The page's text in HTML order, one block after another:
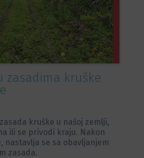
zasadima kruške
kruške u našoj zemlji,
ili se privodi kraju. Nakon
nastavlja se sa obavljanjem
zasada.